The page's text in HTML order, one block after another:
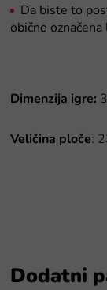
Da biste to
obično označena
Dimenzija igre:
Veličina ploče:
Dodatni